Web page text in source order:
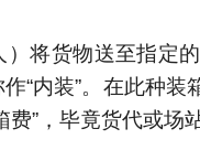
）将货物送至指定
“内装”。在此种
费”，毕竟货代或场